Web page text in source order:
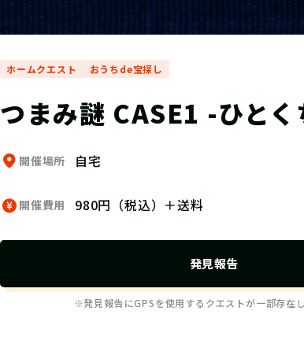
ホームクエスト おうちde宝探し
つまみ謎 CASE1 -ひと
開催場所 自宅
開催費用 980円（税込）＋送料
発見報告
※発見報告にGPSを使用するクエストが一部存在し